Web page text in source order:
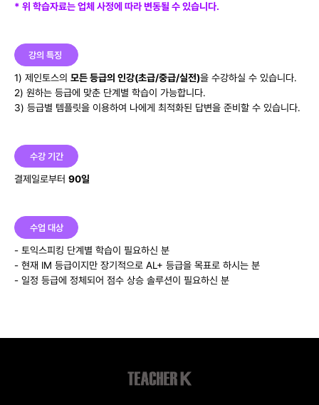
* 위 학습자료는 업체 사정에 따라 변동될 수 있습니다.
강의 특징
1) 제인토스의 모든 등급의 인강(초급/중급/실전)을 수강하실 수 있습니다.
2) 원하는 등급에 맞춘 단계별 학습이 가능합니다.
3) 등급별 템플릿을 이용하여 나에게 최적화된 답변을 준비할 수 있습니다.
수강 기간
결제일로부터 90일
수업 대상
- 토익스피킹 단계별 학습이 필요하신 분
- 현재 IM 등급이지만 장기적으로 AL+ 등급을 목표로 하시는 분
- 일정 등급에 정체되어 점수 상승 솔루션이 필요하신 분